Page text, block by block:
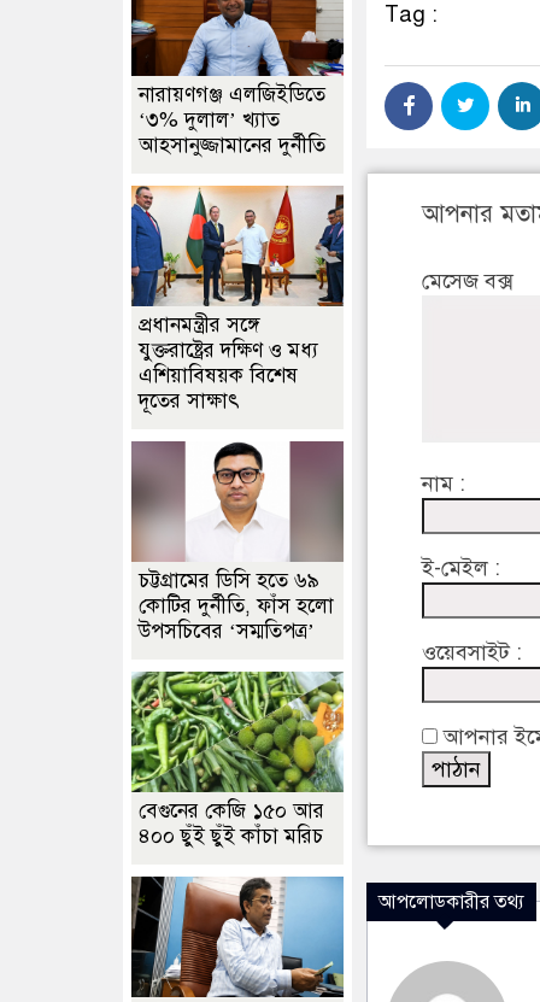
Tag :
আপনার
মেসেজ বক্স
নাম :
ই-মেইল :
ওয়েবসাইট :
আপনার
আপলোডকারীর তথ্য
নারায়ণগঞ্জ এলজিইডিতে
‘৩% দুলাল’ খ্যাত
আহসানুজ্জামানের দুর্নীতি
প্রধানমন্ত্রীর সঙ্গে
যুক্তরাষ্ট্রের দক্ষিণ ও মধ্য
এশিয়াবিষয়ক বিশেষ
দূতের সাক্ষাৎ
চট্টগ্রামের ডিসি হতে ৬৯
কোটির দুর্নীতি, ফাঁস হলো
উপসচিবের ‘সম্মতিপত্র’
বেগুনের কেজি ১৫০ আর
৪০০ ছুঁই ছুঁই কাঁচা মরিচ